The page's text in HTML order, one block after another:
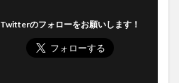
Twitterのフォローをお願いします！